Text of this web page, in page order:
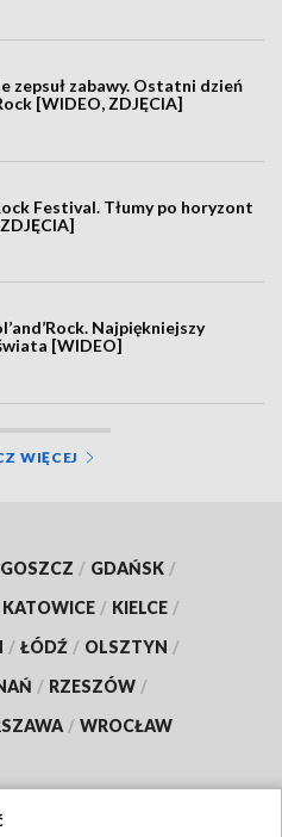
zepsuł zabawy. Ostatni dzień
[WIDEO, ZDJĘCIA]
Festival. Tłumy po horyzont
Najpiękniejszy
[WIDEO]
WIĘCEJ
/ GDAŃSK /
KATOWICE / KIELCE /
/ ŁÓDŹ / OLSZTYN /
/ RZESZÓW /
/ WROCŁAW